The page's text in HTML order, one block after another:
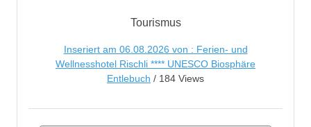
Tourismus
Inseriert am 06.08.2026 von : Ferien- und
Wellnesshotel Rischli **** UNESCO Biosphäre
Entlebuch / 184 Views